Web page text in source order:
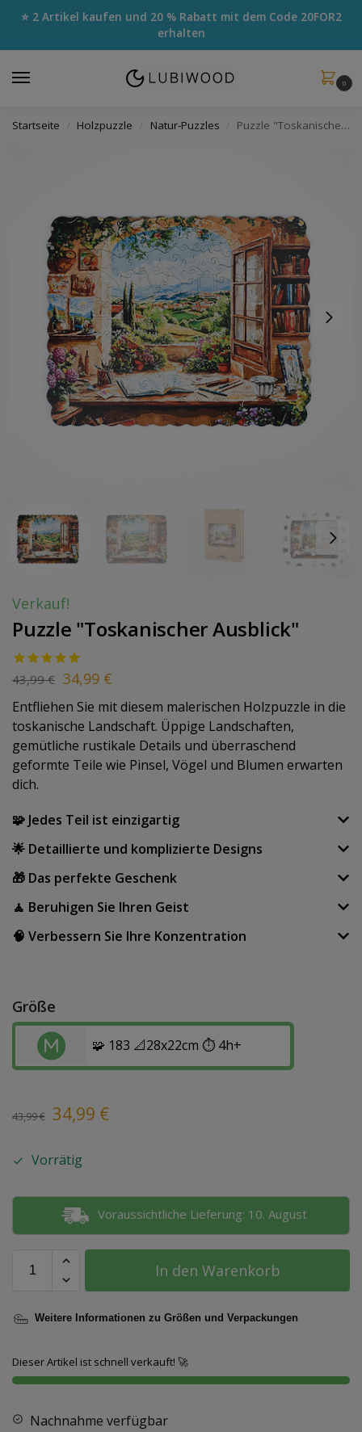
⭐ 2 Artikel kaufen und 20 % Rabatt mit dem Code 20FOR2
erhalten
0
Startseite / Holzpuzzle / Natur-Puzzles / Puzzle "Toskanischer Ausblick"
Verkauf!
Puzzle "Toskanischer Ausblick"
43,99€ 34,99 €
Entfliehen Sie mit diesem malerischen Holzpuzzle in die
toskanische Landschaft. Üppige Landschaften,
gemütliche rustikale Details und überraschend
geformte Teile wie Pinsel, Vögel und Blumen erwarten
dich.
🧩 Jedes Teil ist einzigartig
🌟 Detaillierte und komplizierte Designs
🎁 Das perfekte Geschenk
🧘 Beruhigen Sie Ihren Geist
🧠 Verbessern Sie Ihre Konzentration
Größe
🧩 183 📐28x22cm ⏱️ 4h+
43,99€ 34,99 €
Vorrätig
Voraussichtliche Lieferung: 10. August
In den Warenkorb
Weitere Informationen zu Größen und Verpackungen
Dieser Artikel ist schnell verkauft! 🚀
Nachnahme verfügbar